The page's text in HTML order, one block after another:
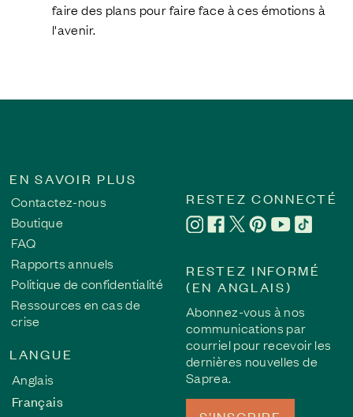
faire des plans pour faire face à ces émotions à
l'avenir.
EN SAVOIR PLUS
Contactez-nous
Boutique
FAQ
Rapports annuels
Politique de confidentialité
Ressources en cas de
crise
LANGUE
Anglais
Français
RESTEZ CONNECTÉ
RESTEZ INFORMÉ
(EN ANGLAIS)
Abonnez-vous à nos
communications par
courriel pour recevoir les
dernières nouvelles de
Saprea.